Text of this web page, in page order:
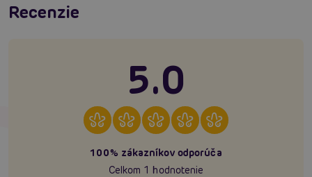
Recenzie
5.0
100% zákazníkov odporúča
Celkom 1 hodnotenie